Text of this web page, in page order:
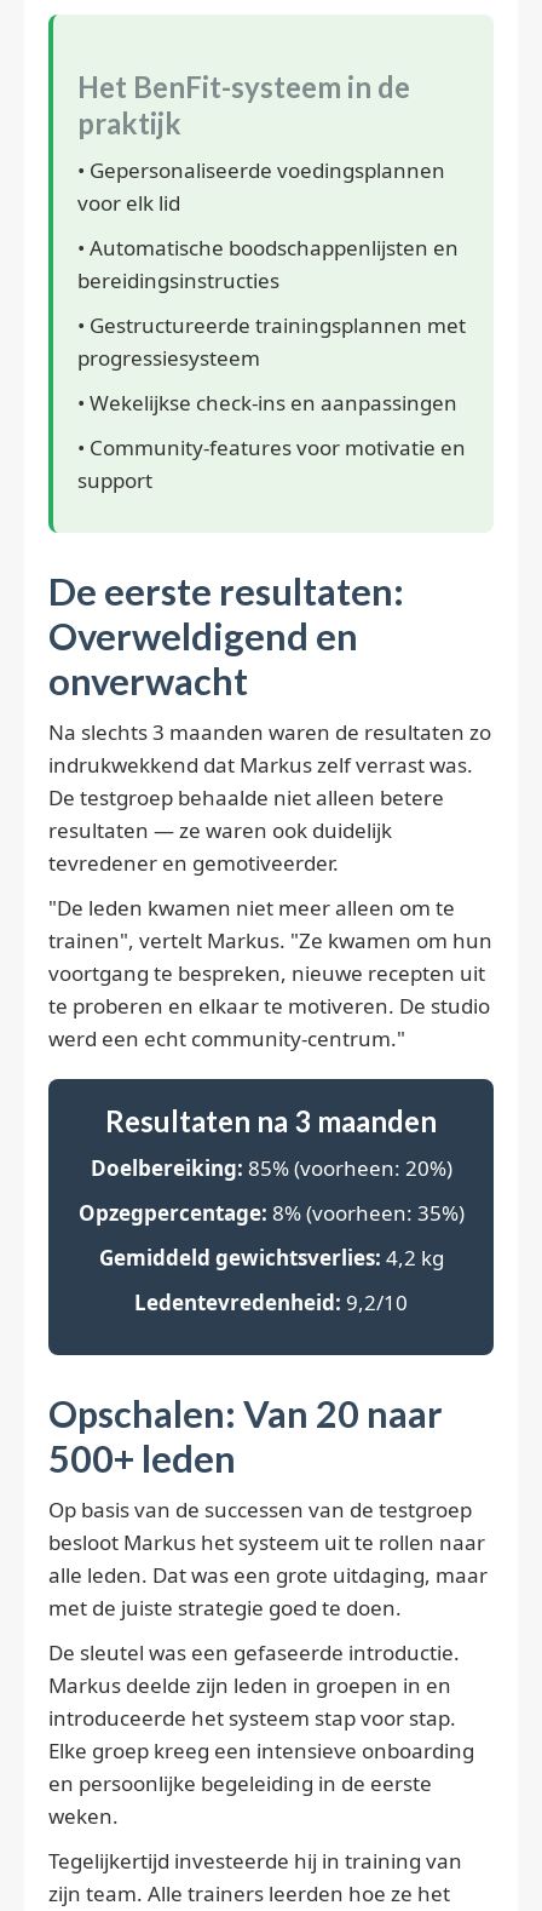
Het BenFit-systeem in de
praktijk
• Gepersonaliseerde voedingsplannen
voor elk lid
• Automatische boodschappenlijsten en
bereidingsinstructies
• Gestructureerde trainingsplannen met
progressiesysteem
• Wekelijkse check-ins en aanpassingen
• Community-features voor motivatie en
support
De eerste resultaten:
Overweldigend en
onverwacht
Na slechts 3 maanden waren de resultaten zo
indrukwekkend dat Markus zelf verrast was.
De testgroep behaalde niet alleen betere
resultaten — ze waren ook duidelijk
tevredener en gemotiveerder.
"De leden kwamen niet meer alleen om te
trainen", vertelt Markus. "Ze kwamen om hun
voortgang te bespreken, nieuwe recepten uit
te proberen en elkaar te motiveren. De studio
werd een echt community-centrum."
Resultaten na 3 maanden
Doelbereiking: 85% (voorheen: 20%)
Opzegpercentage: 8% (voorheen: 35%)
Gemiddeld gewichtsverlies: 4,2 kg
Ledentevredenheid: 9,2/10
Opschalen: Van 20 naar
500+ leden
Op basis van de successen van de testgroep
besloot Markus het systeem uit te rollen naar
alle leden. Dat was een grote uitdaging, maar
met de juiste strategie goed te doen.
De sleutel was een gefaseerde introductie.
Markus deelde zijn leden in groepen in en
introduceerde het systeem stap voor stap.
Elke groep kreeg een intensieve onboarding
en persoonlijke begeleiding in de eerste
weken.
Tegelijkertijd investeerde hij in training van
zijn team. Alle trainers leerden hoe ze het